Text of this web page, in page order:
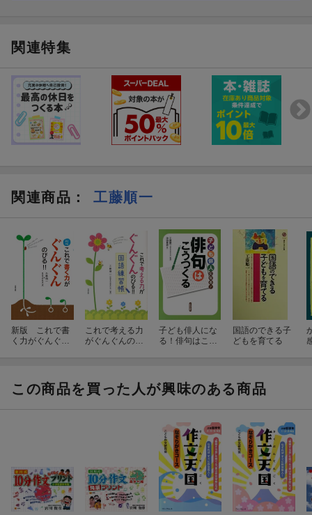
「プライマリーと差がある」と書かれた他のレビューがありました
が、確かにそうかと思います。
です。最後の方に少し文章を書く部分がありましたが・・・。
印象としては、プライマリーとスタンダードの間には、語彙力が必
須という感じでしょうか。
とりあえず、購入したので夏休みにするつもりですが、文章構成力
などは他のものを購入した方が良いかも・・・と思いました。
関連特集
関連商品 ： 工藤順一
新版 これで書
く力がぐんぐん
これで考える力
がぐんぐんのび
子ども俳人にな
る！俳句はこう
国語のできる子
どもを育てる
この商品を買った人が興味のある商品